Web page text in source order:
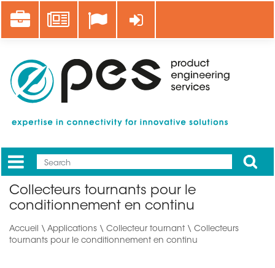
au
contenu
Career News Se connecter
Mobile
Main
menu
Apply
Collecteurs tournants pour le
conditionnement en continu
Accueil \ Applications \ Collecteur tournant \ Collecteurs
tournants pour le conditionnement en continu